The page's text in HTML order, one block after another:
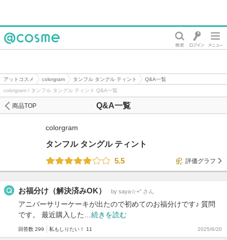
アットコスメ colorgram タンフル タングル ティント
Q&A一覧
colorgram / タンフル タングル ティント Q&A一覧
Q&A一覧
商品TOP
colorgram
タンフル タングル ティント
5.5
評価グラフ
お福分け（解決済みOK） by saya☆+° さん
アニバーサリーケーキが出たので初めてのお福分けです♪ 質問
です。 最近購入した… 続きを読む
回答数 299 私もしりたい！ 11 2025/6/20